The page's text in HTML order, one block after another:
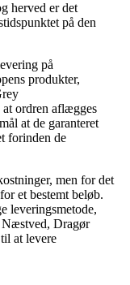
herved er det
på den
på
produkter,
ordren aflægges
at de garanteret
forinden de
men for det
et bestemt beløb.
leveringsmetode,
Dragør
at levere